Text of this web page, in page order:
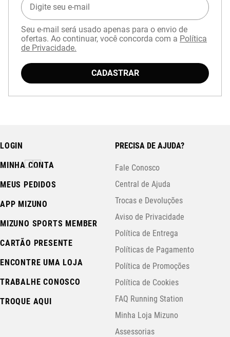
Baixe o aplicativo Mizuno e garanta15% OFF
APP15.
Seu e-mail será usado apenas para o envio de
ofertas. Ao continuar, você concorda com a Política
de Privacidade.
CADASTRAR
LOGIN
MINHA CONTA
MEUS PEDIDOS
APP MIZUNO
MIZUNO SPORTS MEMBER
CARTÃO PRESENTE
ENCONTRE UMA LOJA
TRABALHE CONOSCO
TROQUE AQUI
PRECISA DE AJUDA?
Fale Conosco
Central de Ajuda
Trocas e Devoluções
Aviso de Privacidade
Política de Entrega
Políticas de Pagamento
Política de Promoções
Política de Cookies
FAQ Running Station
Minha Loja Mizuno
Assessorias